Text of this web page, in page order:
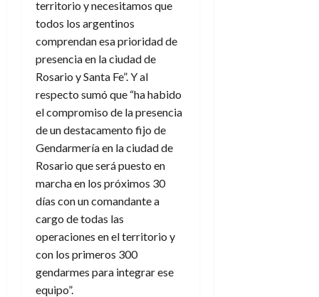
territorio y necesitamos que
todos los argentinos
comprendan esa prioridad de
presencia en la ciudad de
Rosario y Santa Fe”. Y al
respecto sumó que “ha habido
el compromiso de la presencia
de un destacamento fijo de
Gendarmería en la ciudad de
Rosario que será puesto en
marcha en los próximos 30
días con un comandante a
cargo de todas las
operaciones en el territorio y
con los primeros 300
gendarmes para integrar ese
equipo”.